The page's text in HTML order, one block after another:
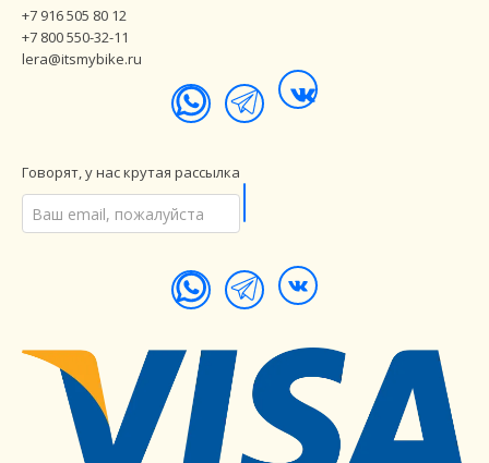
+7 916 505 80 12
+7 800 550-32-11
lera@itsmybike.ru
Говорят, у нас крутая рассылка